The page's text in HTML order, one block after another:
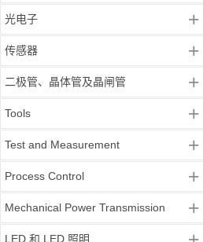
光电子 +
传感器 +
二极管、晶体管及晶闸管 +
Tools +
Test and Measurement +
Process Control +
Mechanical Power Transmission +
LED 和 LED 照明